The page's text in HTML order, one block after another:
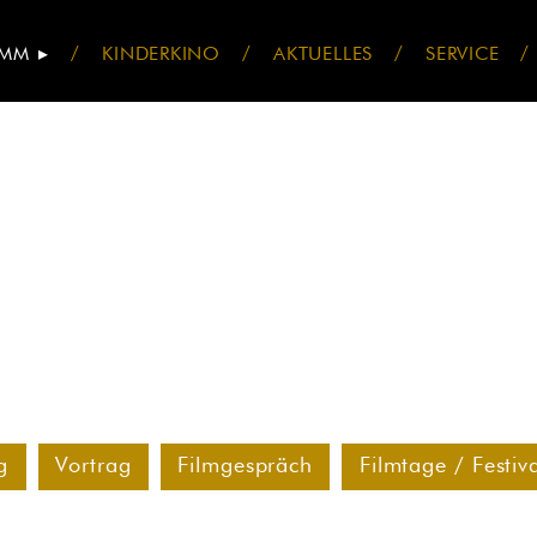
KINDERKINO AKTUELLES SERVICE
Vortrag Filmgespräch Filmtage /